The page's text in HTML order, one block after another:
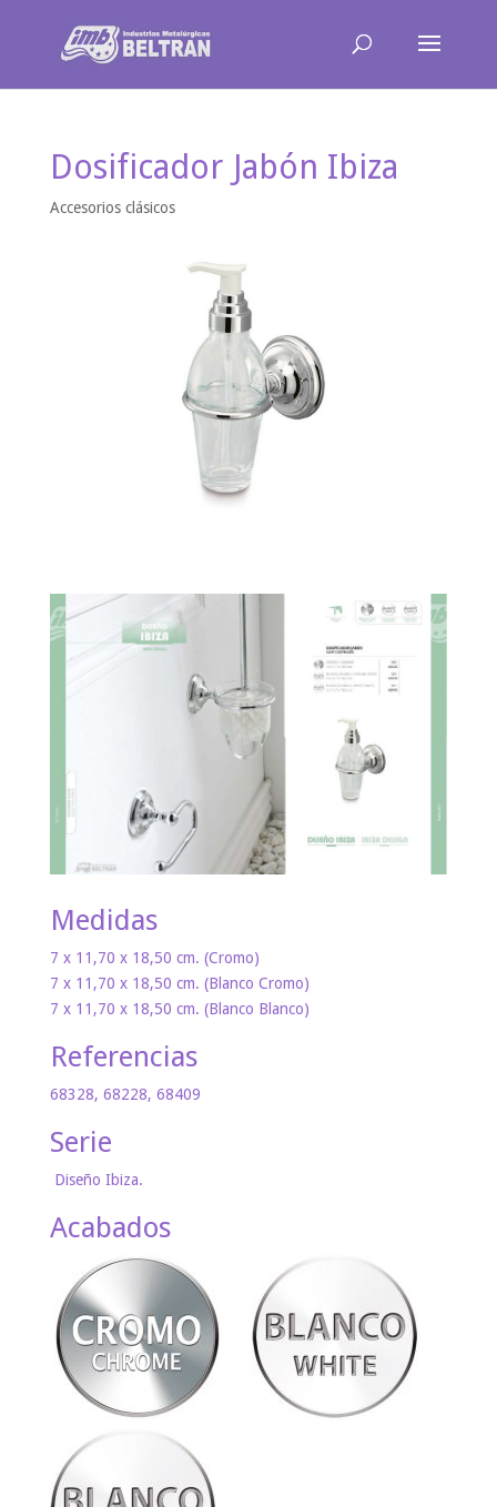
Dosificador Jabón Ibiza
Accesorios clásicos
Medidas
7 x 11,70 x 18,50 cm. (Cromo)
7 x 11,70 x 18,50 cm. (Blanco Cromo)
7 x 11,70 x 18,50 cm. (Blanco Blanco)
Referencias
68328, 68228, 68409
Serie
Diseño Ibiza.
Acabados